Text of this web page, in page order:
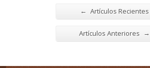
← Artículos Recientes
Artículos Anteriores →